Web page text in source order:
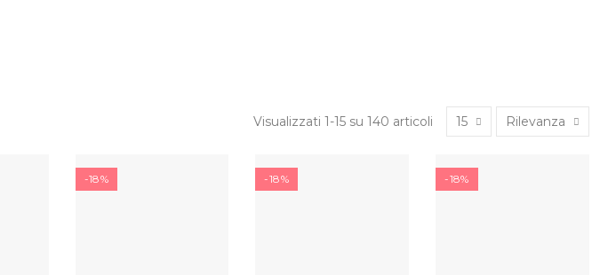
Visualizzati 1-15 su 140 articoli 15 Rilevanza
-18% -18% -18%